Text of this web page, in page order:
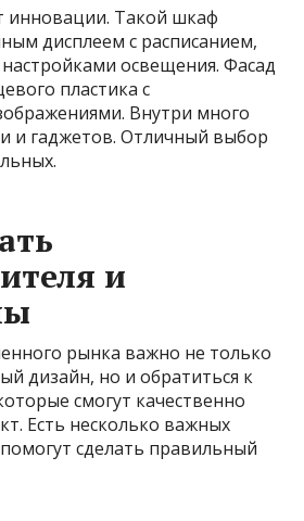
инновации. Такой шкаф
дисплеем с расписанием,
освещения. Фасад
пластика с
Внутри много
и гаджетов. Отличный выбор
и
рынка важно не только
дизайн, но и обратиться к
смогут качественно
Есть несколько важных
сделать правильный